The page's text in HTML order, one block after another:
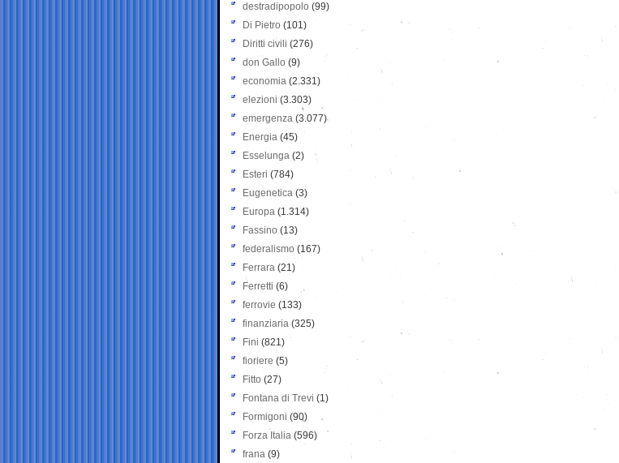
destradipopolo (99)
Di Pietro (101)
Diritti civili (276)
don Gallo (9)
economia (2.331)
elezioni (3.303)
emergenza (3.077)
Energia (45)
Esselunga (2)
Esteri (784)
Eugenetica (3)
Europa (1.314)
Fassino (13)
federalismo (167)
Ferrara (21)
Ferretti (6)
ferrovie (133)
finanziaria (325)
Fini (821)
fioriere (5)
Fitto (27)
Fontana di Trevi (1)
Formigoni (90)
Forza Italia (596)
frana (9)